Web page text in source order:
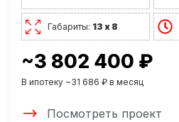
Габариты: 13 х 8
~3 802 400 ₽
В ипотеку ~31 686 ₽ в месяц
Посмотреть проект